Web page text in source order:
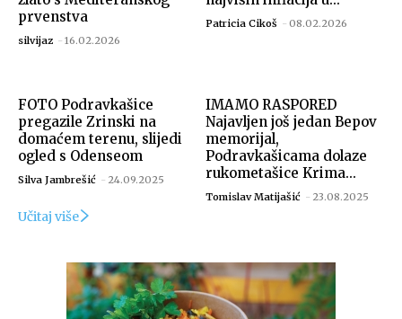
prvenstva
silvijaz - 16.02.2026
Patricia Cikoš - 08.02.2026
FOTO Podravkašice
pregazile Zrinski na
domaćem terenu, slijedi
ogled s Odenseom
Silva Jambrešić - 24.09.2025
IMAMO RASPORED
Najavljen još jedan Bepov
memorijal,
Podravkašicama dolaze
rukometašice Krima...
Tomislav Matijašić - 23.08.2025
Učitaj više